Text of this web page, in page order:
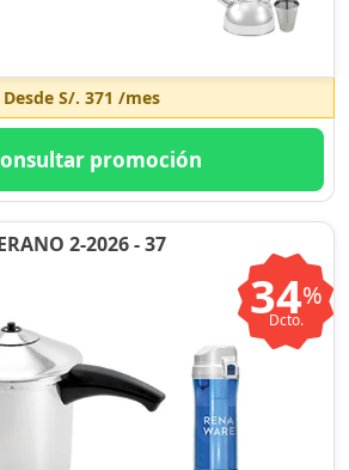
Desde S/. 371 /mes
promoción
2-2026 - 37
34%
Dcto.